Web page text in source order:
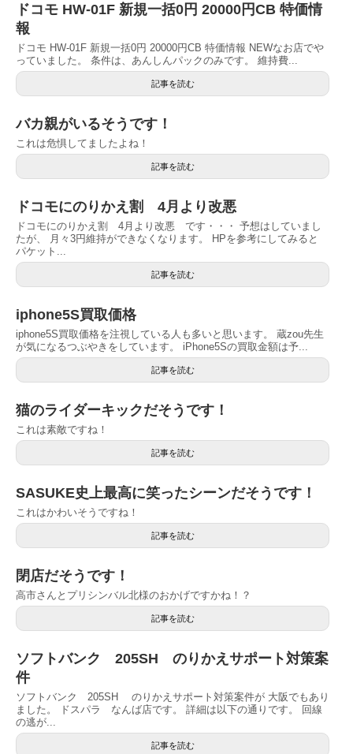
ドコモ HW-01F 新規一括0円 20000円CB 特価情
報
ドコモ HW-01F 新規一括0円 20000円CB 特価情報 NEWなお店でや
っていました。 条件は、あんしんパックのみです。 維持費...
記事を読む
バカ親がいるそうです！
これは危惧してましたよね！
記事を読む
ドコモにのりかえ割 4月より改悪
ドコモにのりかえ割 4月より改悪 です・・・ 予想はしていまし
たが、 月々3円維持ができなくなります。 HPを参考にしてみると
パケット...
記事を読む
iphone5S買取価格
iphone5S買取価格を注視している人も多いと思います。 蔵zou先生
が気になるつぶやきをしています。 iPhone5Sの買取金額は予...
記事を読む
猫のライダーキックだそうです！
これは素敵ですね！
記事を読む
SASUKE史上最高に笑ったシーンだそうです！
これはかわいそうですね！
記事を読む
閉店だそうです！
高市さんとプリシンバル北様のおかげですかね！？
記事を読む
ソフトバンク 205SH のりかえサポート対策案
件
ソフトバンク 205SH のりかえサポート対策案件が 大阪でもあり
ました。 ドスパラ なんば店です。 詳細は以下の通りです。 回線
の逃が...
記事を読む